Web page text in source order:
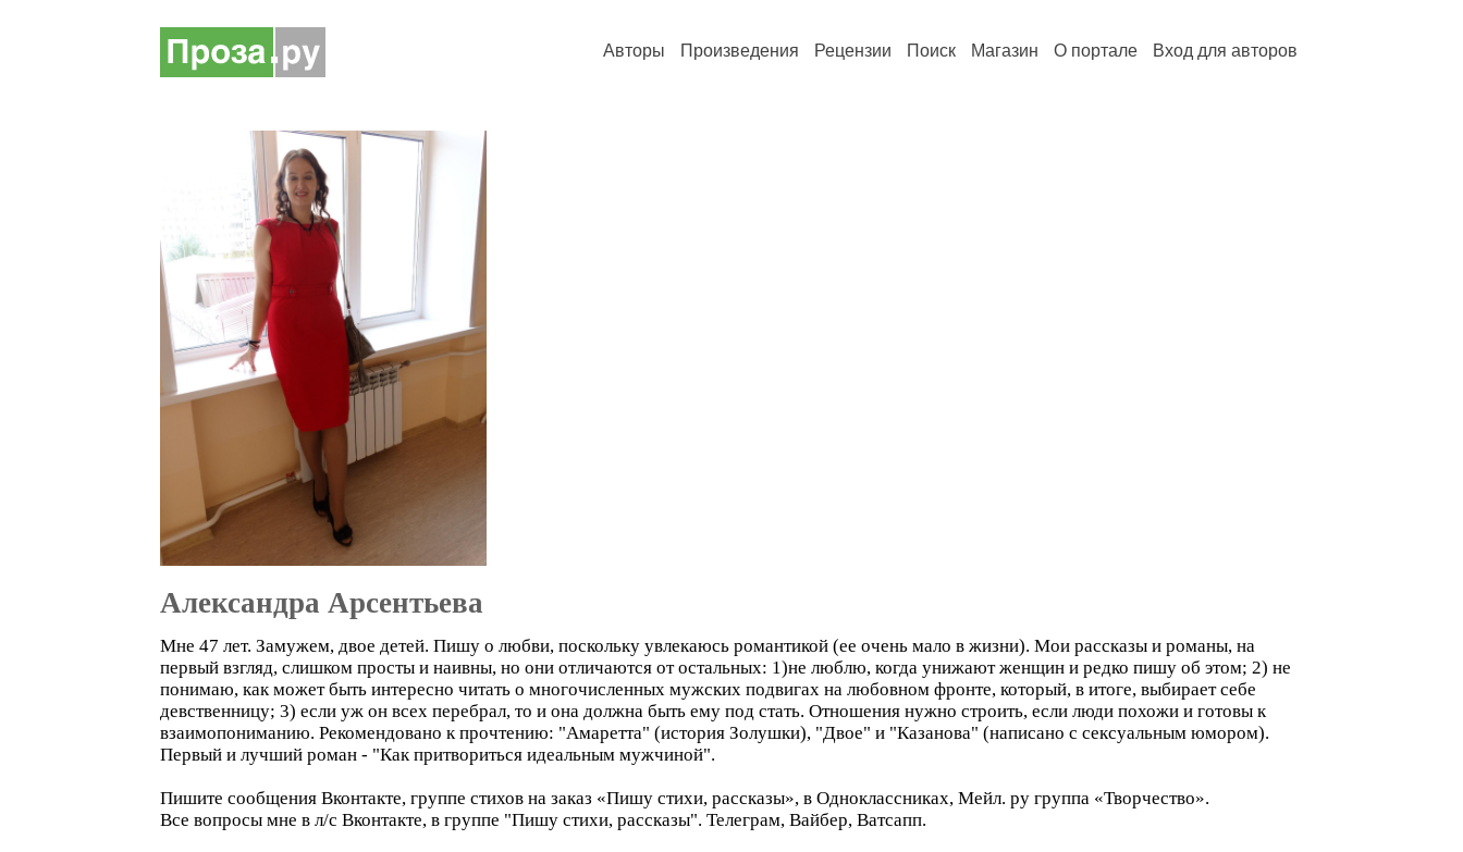
Авторы Произведения Рецензии Поиск Магазин О портале Вход для авторов
Александра Арсентьева
Мне 47 лет. Замужем, двое детей. Пишу о любви, поскольку увлекаюсь романтикой (ее очень мало в жизни). Мои рассказы и романы, на
первый взгляд, слишком просты и наивны, но они отличаются от остальных: 1)не люблю, когда унижают женщин и редко пишу об этом; 2) не
понимаю, как может быть интересно читать о многочисленных мужских подвигах на любовном фронте, который, в итоге, выбирает себе
девственницу; 3) если уж он всех перебрал, то и она должна быть ему под стать. Отношения нужно строить, если люди похожи и готовы к
взаимопониманию. Рекомендовано к прочтению: "Амаретта" (история Золушки), "Двое" и "Казанова" (написано с сексуальным юмором).
Первый и лучший роман - "Как притвориться идеальным мужчиной".
Пишите сообщения Вконтакте, группе стихов на заказ «Пишу стихи, рассказы», в Одноклассниках, Мейл. ру группа «Творчество».
Все вопросы мне в л/с Вконтакте, в группе "Пишу стихи, рассказы". Телеграм, Вайбер, Ватсапп.